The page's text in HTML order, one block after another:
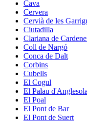
Cava
Cervera
Cervià de les
Ciutadilla
Clariana de
Coll de Nargó
Conca de Dalt
Corbins
Cubells
El Cogul
El Palau d'Anglesola
El Poal
El Pont de Bar
El Pont de Suert